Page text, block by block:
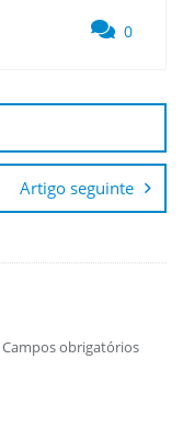
0
Artigo seguinte
Campos obrigatórios